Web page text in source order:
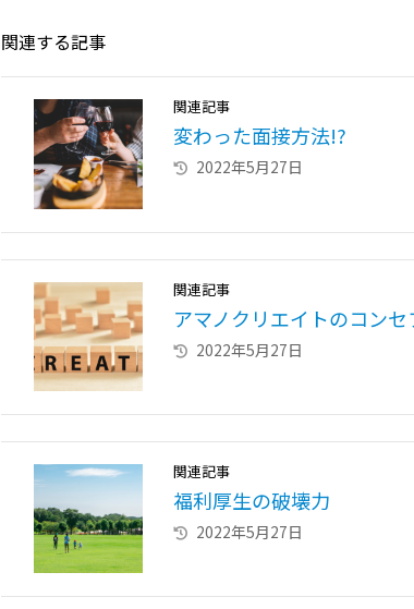
関連する記事
関連記事
変わった面接方法!?
2022年5月27日
関連記事
アマノクリエイトのコンセ
2022年5月27日
関連記事
福利厚生の破壊力
2022年5月27日